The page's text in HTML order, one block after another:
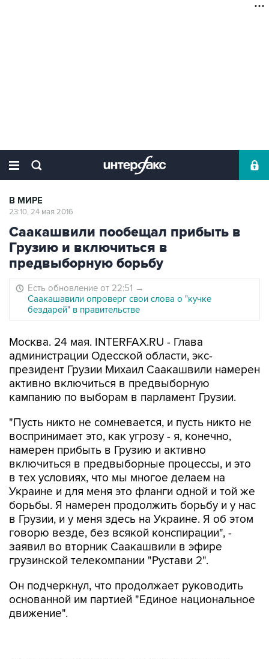
В МИРЕ
23:10, 24 мая 2016
Саакашвили пообещал прибыть в
Грузию и включиться в
предвыборную борьбу
Есть обновление от 22:51 →
Саакашавили опроверг свои слова о "кучке
бездарей" в правительстве
Москва. 24 мая. INTERFAX.RU - Глава
администрации Одесской области, экс-
президент Грузии Михаил Саакашвили намерен
активно включиться в предвыборную
кампанию по выборам в парламент Грузии.
"Пусть никто не сомневается, и пусть никто не
воспринимает это, как угрозу - я, конечно,
намерен прибыть в Грузию и активно
включиться в предвыборные процессы, и это
в тех условиях, что мы многое делаем на
Украине и для меня это фланги одной и той же
борьбы. Я намерен продолжить борьбу и у нас
в Грузии, и у меня здесь на Украине. Я об этом
говорю везде, без всякой конспирации", -
заявил во вторник Саакашвили в эфире
грузинской телекомпании "Рустави 2".
Он подчеркнул, что продолжает руководить
основанной им партией "Единое национальное
движение".